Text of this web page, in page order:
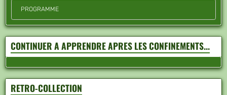
PROGRAMME
CONTINUER A APPRENDRE APRES LES CONFINEMENTS...
RETRO-COLLECTION